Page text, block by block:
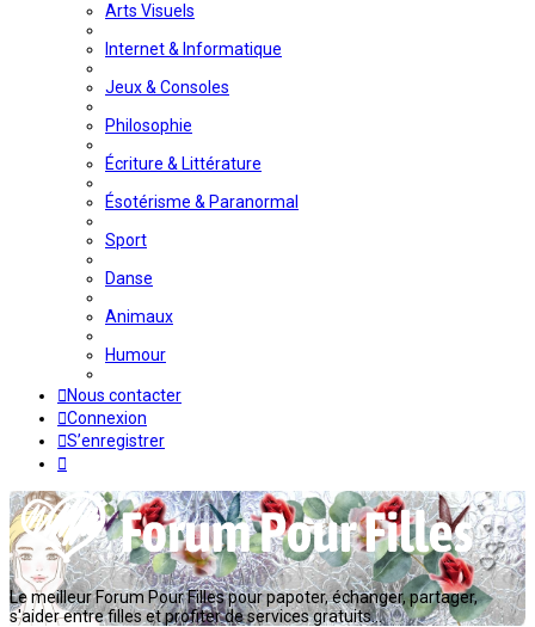
Arts Visuels
Internet & Informatique
Jeux & Consoles
Philosophie
Écriture & Littérature
Ésotérisme & Paranormal
Sport
Danse
Animaux
Humour
Nous contacter
Connexion
S’enregistrer
Le meilleur Forum Pour Filles pour papoter, échanger, partager,
s'aider entre filles et profiter de services gratuits...